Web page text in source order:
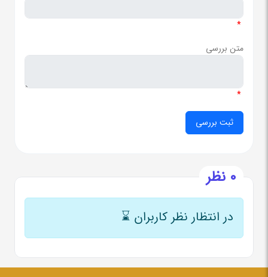
*
متن بررسی
*
0 نظر
در انتظار نظر کاربران ⌛